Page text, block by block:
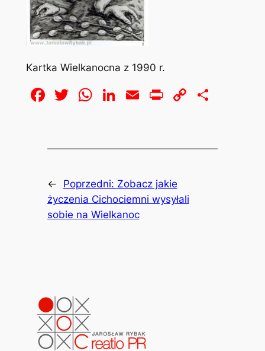
Kartka Wielkanocna z 1990 r.
Facebook
Twitter
WhatsApp
LinkedIn
EmailPrintCopy
← Poprzedni: Zobacz jakie
życzenia Cichociemni wysyłali
sobie na Wielkanoc